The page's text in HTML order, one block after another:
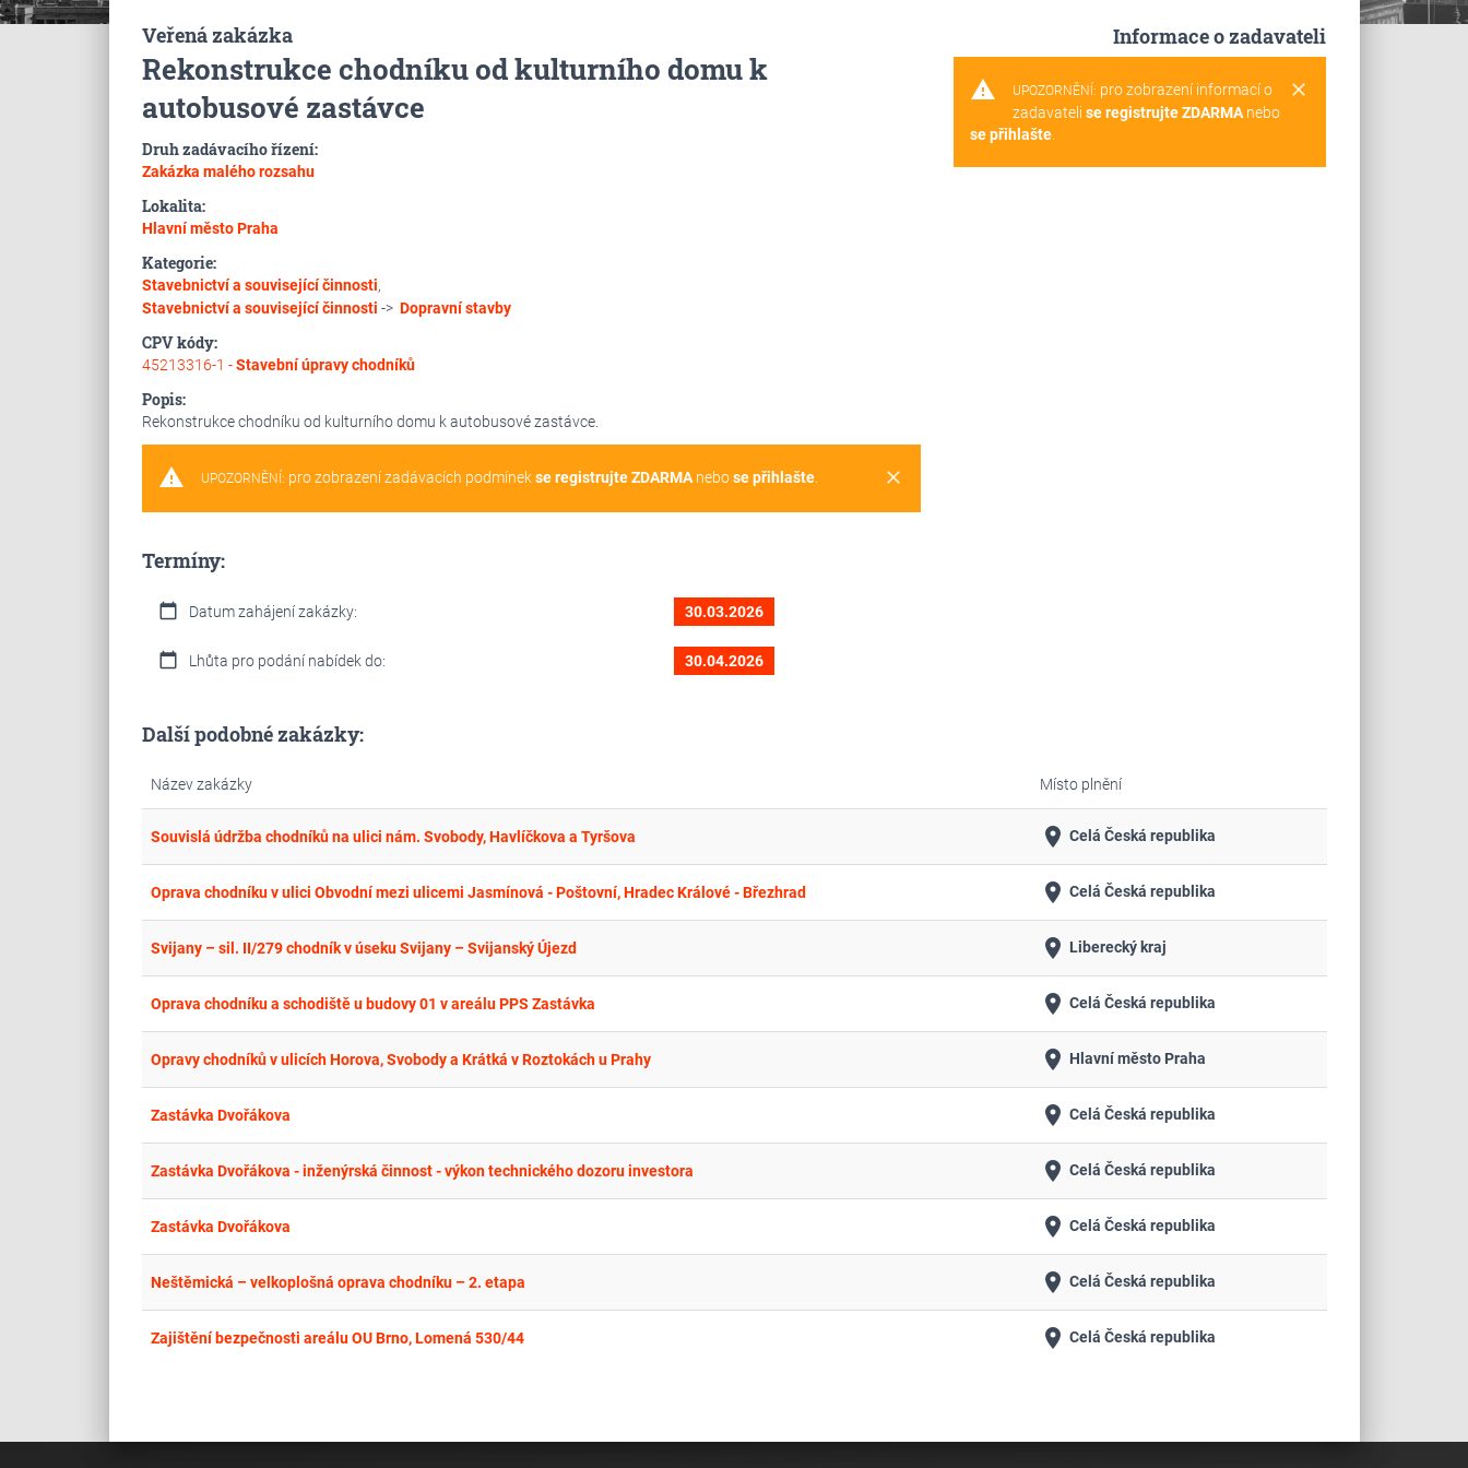
Veřená zakázka
Rekonstrukce chodníku od kulturního domu k
autobusové zastávce
Druh zadávacího řízení:
Zakázka malého rozsahu
Lokalita:
Hlavní město Praha
Kategorie:
Stavebnictví a související činnosti,
Stavebnictví a související činnosti -> Dopravní stavby
CPV kódy:
45213316-1 -Stavební úpravy chodníků
Popis:
Rekonstrukce chodníku od kulturního domu k autobusové zastávce.
warning clear
UPOZORNĚNÍ: pro zobrazení zadávacích podmínekse registrujte ZDARMAnebose přihlašte.
Termíny:
calendar_today Datum zahájení zakázky: 30.03.2026
calendar_today Lhůta pro podání nabídek do: 30.04.2026
Informace o zadavateli
warning clear
UPOZORNĚNÍ: pro zobrazení informací o
zadavateli se registrujte ZDARMAnebo
se přihlašte.
Další podobné zakázky:
Název zakázky Místo plnění
Souvislá údržba chodníků na ulici nám. Svobody, Havlíčkova a Tyršova place Celá Česká republika
Oprava chodníku v ulici Obvodní mezi ulicemi Jasmínová - Poštovní, Hradec Králové - Březhrad place Celá Česká republika
Svijany – sil. II/279 chodník v úseku Svijany – Svijanský Újezd place Liberecký kraj
Oprava chodníku a schodiště u budovy 01 v areálu PPS Zastávka place Celá Česká republika
Opravy chodníků v ulicích Horova, Svobody a Krátká v Roztokách u Prahy place Hlavní město Praha
Zastávka Dvořákova place Celá Česká republika
Zastávka Dvořákova - inženýrská činnost - výkon technického dozoru investora place Celá Česká republika
Zastávka Dvořákova place Celá Česká republika
Neštěmická – velkoplošná oprava chodníku – 2. etapa place Celá Česká republika
Zajištění bezpečnosti areálu OU Brno, Lomená 530/44 place Celá Česká republika